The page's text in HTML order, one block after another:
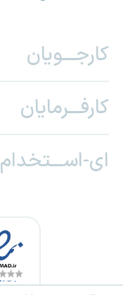
کارجـــویان
کارفـــرمایان
ای-اســـتخدام